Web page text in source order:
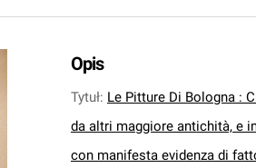
Opis
Tytuł: Le Pitture Di Bologna :
da altri maggiore antichità, e
con manifesta evidenza di